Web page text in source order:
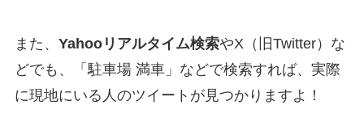
また、 Yahooリアルタイム検索やX（旧Twitter）な
どでも、「駐車場 満車」などで検索すれば、実際
に現地にいる人のツイートが見つかりますよ！